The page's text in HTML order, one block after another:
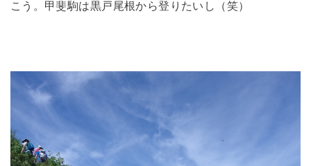
こう。甲斐駒は黒戸尾根から登りたいし（笑）